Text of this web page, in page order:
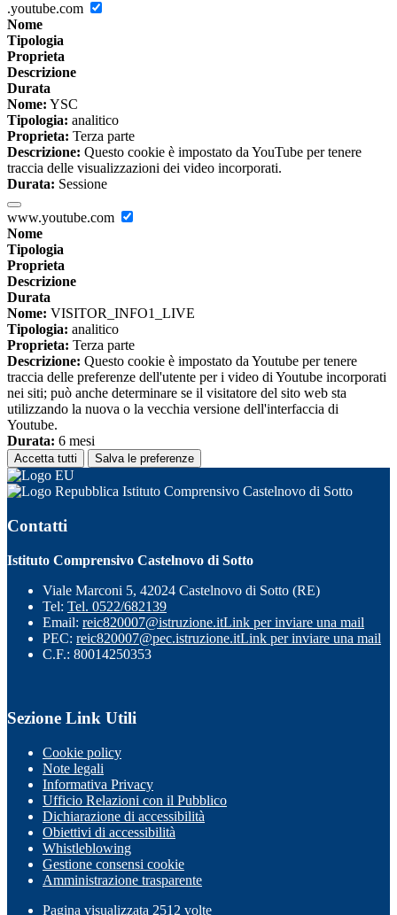
.youtube.com
Nome
Tipologia
Proprieta
Descrizione
Durata
Nome: YSC
Tipologia: analitico
Proprieta: Terza parte
Descrizione: Questo cookie è impostato da YouTube per tenere
traccia delle visualizzazioni dei video incorporati.
Durata: Sessione
www.youtube.com
Nome
Tipologia
Proprieta
Descrizione
Durata
Nome: VISITOR_INFO1_LIVE
Tipologia: analitico
Proprieta: Terza parte
Descrizione: Questo cookie è impostato da Youtube per tenere
traccia delle preferenze dell'utente per i video di Youtube incorporati
nei siti; può anche determinare se il visitatore del sito web sta
utilizzando la nuova o la vecchia versione dell'interfaccia di
Youtube.
Durata: 6 mesi
Accetta tutti Salva le preferenze
Istituto Comprensivo Castelnovo di Sotto
Contatti
Istituto Comprensivo Castelnovo di Sotto
Viale Marconi 5, 42024 Castelnovo di Sotto (RE)
Tel: Tel. 0522/682139
Email: reic820007@istruzione.itLink per inviare una mail
PEC: reic820007@pec.istruzione.itLink per inviare una mail
C.F.: 80014250353
Sezione Link Utili
Cookie policy
Note legali
Informativa Privacy
Ufficio Relazioni con il Pubblico
Dichiarazione di accessibilità
Obiettivi di accessibilità
Whistleblowing
Gestione consensi cookie
Amministrazione trasparente
Pagina visualizzata 2512 volte